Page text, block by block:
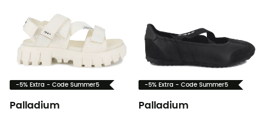
-5% Extra - Code Summer5
Palladium
-5% Extra - Code Summer5
Palladium